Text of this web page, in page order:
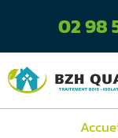
02 98